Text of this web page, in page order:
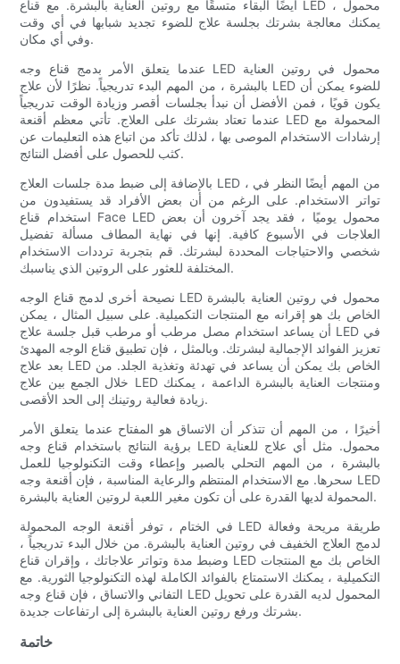
أيضًا البقاء متسقًا مع روتين العناية بالبشرة. مع قناع LED محمول ،
يمكنك معالجة بشرتك بجلسة علاج للضوء تجديد شبابها في أي وقت
وفي أي مكان.
عندما يتعلق الأمر بدمج قناع وجه LED محمول في روتين العناية
بالبشرة ، من المهم البدء تدريجياً. نظرًا لأن علاج LED للضوء يمكن أن
يكون قويًا ، فمن الأفضل أن نبدأ بجلسات أقصر وزيادة الوقت تدريجياً
عندما تعتاد بشرتك على العلاج. تأتي معظم أقنعة LED المحمولة مع
إرشادات الاستخدام الموصى بها ، لذلك تأكد من اتباع هذه التعليمات عن
كثب للحصول على أفضل النتائج.
بالإضافة إلى ضبط مدة جلسات العلاج LED ، من المهم أيضًا النظر في
تواتر الاستخدام. على الرغم من أن بعض الأفراد قد يستفيدون من
استخدام قناع Face LED محمول يوميًا ، فقد يجد آخرون أن بعض
العلاجات في الأسبوع كافية. إنها في نهاية المطاف مسألة تفضيل
شخصي والاحتياجات المحددة لبشرتك. قم بتجربة ترددات الاستخدام
المختلفة للعثور على الروتين الذي يناسبك.
نصيحة أخرى لدمج قناع الوجه LED محمول في روتين العناية بالبشرة
الخاص بك هو إقرانه مع المنتجات التكميلية. على سبيل المثال ، يمكن
أن يساعد استخدام مصل مرطب أو مرطب قبل جلسة علاج LED في
تعزيز الفوائد الإجمالية لبشرتك. وبالمثل ، فإن تطبيق قناع الوجه المهدئ
بعد علاج LED الخاص بك يمكن أن يساعد في تهدئة وتغذية الجلد. من
خلال الجمع بين علاج LED ومنتجات العناية بالبشرة الداعمة ، يمكنك
زيادة فعالية روتينك إلى الحد الأقصى.
أخيرًا ، من المهم أن تتذكر أن الاتساق هو المفتاح عندما يتعلق الأمر
برؤية النتائج باستخدام قناع وجه LED محمول. مثل أي علاج للعناية
بالبشرة ، من المهم التحلي بالصبر وإعطاء وقت التكنولوجيا للعمل
سحرها. مع الاستخدام المنتظم والرعاية المناسبة ، فإن أقنعة وجه LED
المحمولة لديها القدرة على أن تكون مغير اللعبة لروتين العناية بالبشرة.
في الختام ، توفر أقنعة الوجه المحمولة LED طريقة مريحة وفعالة
لدمج العلاج الخفيف في روتين العناية بالبشرة. من خلال البدء تدريجياً ،
وضبط مدة وتواتر علاجاتك ، وإقران قناع LED الخاص بك مع المنتجات
التكميلية ، يمكنك الاستمتاع بالفوائد الكاملة لهذه التكنولوجيا الثورية. مع
التفاني والاتساق ، فإن قناع وجه LED المحمول لديه القدرة على تحويل
بشرتك ورفع روتين العناية بالبشرة إلى ارتفاعات جديدة.
خاتمة